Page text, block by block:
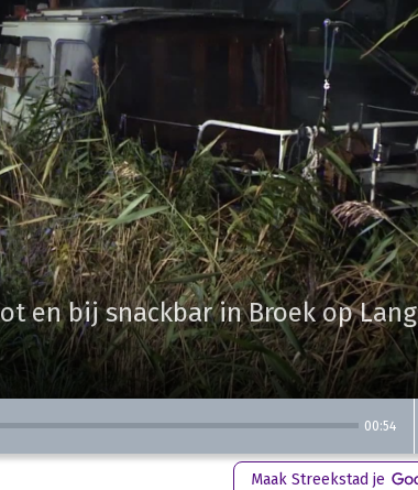
00:54
en bij snackbar in Broek op
Maak Streekstad je